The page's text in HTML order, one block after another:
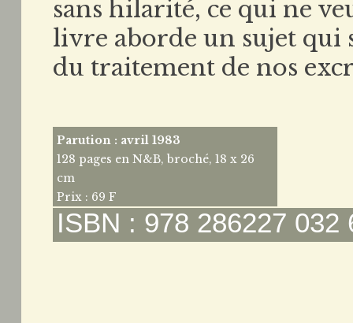
sans hilarité, ce qui ne
livre aborde un sujet qui
du traitement de nos
Parution : avril 1983
128 pages en N&B, broché, 18 x 26
cm
Prix : 69 F
ISBN : 978 286227 032